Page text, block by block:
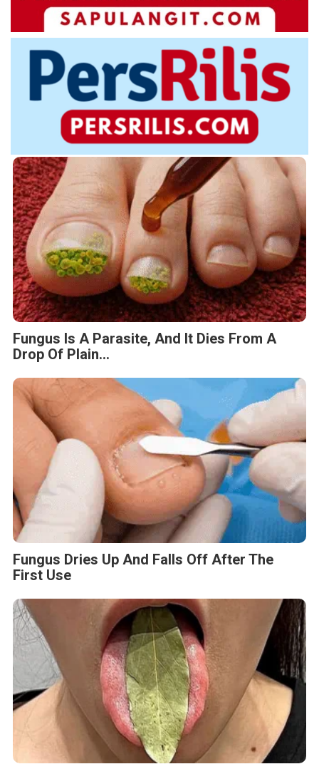
Fungus Is A Parasite, And It Dies From A
Drop Of Plain...
Fungus Dries Up And Falls Off After The
First Use